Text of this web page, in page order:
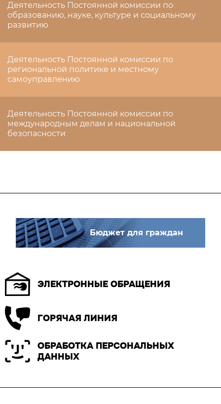
Деятельность Постоянной комиссии по
образованию, науке, культуре и социальному
развитию
Деятельность Постоянной комиссии по
региональной политике и местному
самоуправлению
Деятельность Постоянной комиссии по
международным делам и национальной
безопасности
Бюджет для граждан
ЭЛЕКТРОННЫЕ ОБРАЩЕНИЯ
ГОРЯЧАЯ ЛИНИЯ
ОБРАБОТКА ПЕРСОНАЛЬНЫХ
ДАННЫХ